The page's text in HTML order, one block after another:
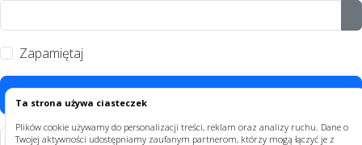
Ta strona używa ciasteczek
Plików cookie używamy do personalizacji treści, reklam oraz analizy ruchu. Dane o
Twojej aktywności udostępniamy zaufanym partnerom, którzy mogą łączyć je z
Zapamiętaj
Zaloguj